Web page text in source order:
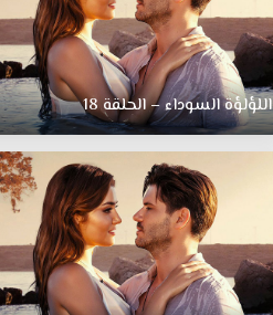
اللؤلؤة السوداء – الحلقة 18